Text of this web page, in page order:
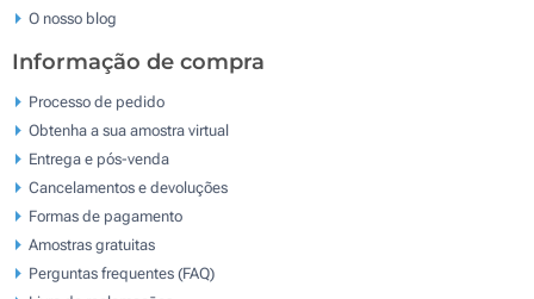
O nosso blog
Informação de compra
Processo de pedido
Obtenha a sua amostra virtual
Entrega e pós-venda
Cancelamentos e devoluções
Formas de pagamento
Amostras gratuitas
Perguntas frequentes (FAQ)